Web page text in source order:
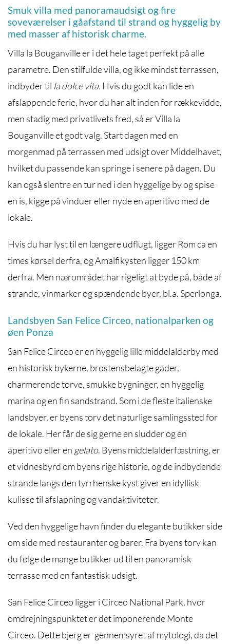
Smuk villa med panoramaudsigt og fire
soveværelser i gåafstand til strand og hyggelig by
med masser af historisk charme.
Villa la Bouganville er i det hele taget perfekt på alle
parametre. Den stilfulde villa, og ikke mindst terrassen,
indbyder til la dolce vita. Hvis du godt kan lide en
afslappende ferie, hvor du har alt inden for rækkevidde,
men stadig med privatlivets fred, så er Villa la
Bouganville et godt valg. Start dagen med en
morgenmad på terrassen med udsigt over Middelhavet,
hvilket du passende kan springe i senere på dagen. Du
kan også slentre en tur ned i den hyggelige by og spise
en is, kigge på vinduer eller nyde en aperitivo med de
lokale.
Hvis du har lyst til en længere udflugt, ligger Rom ca en
times kørsel derfra, og Amalfikysten ligger 150 km
derfra. Men nærområdet har rigeligt at byde på, både af
strande, vinmarker og spændende byer, bl.a. Sperlonga.
Landsbyen San Felice Circeo, nationalparken og
øen Ponza
San Felice Circeo er en hyggelig lille middelalderby med
en historisk bykerne, brostensbelagte gader,
charmerende torve, smukke bygninger, en hyggelig
marina og en fin sandstrand. Som i de fleste italienske
landsbyer, er byens torv det naturlige samlingssted for
de lokale. Her får de sig gerne en sludder og en
aperitivo eller en gelato. Byens middelalderfæstning, er
et vidnesbyrd om byens rige historie, og de indbydende
strande langs den tyrrhenske kyst giver en idyllisk
kulisse til afslapning og vandaktiviteter.
Ved den hyggelige havn finder du elegante butikker side
om side med restauranter og barer. Fra byens torv kan
du følge de mange butikker ud til en panoramisk
terrasse med en fantastisk udsigt.
San Felice Circeo ligger i Circeo National Park, hvor
omdrejningspunktet er det imponerende Monte
Circeo. Dette bjerg er gennemsyret af mytologi, da det